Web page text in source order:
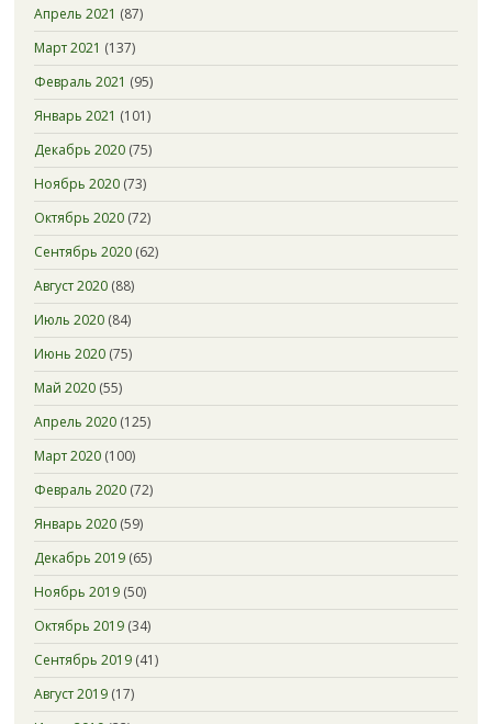
Апрель 2021 (87)
Март 2021 (137)
Февраль 2021 (95)
Январь 2021 (101)
Декабрь 2020(75)
Ноябрь 2020(73)
Октябрь 2020(72)
Сентябрь 2020(62)
Август 2020(88)
Июль 2020(84)
Июнь 2020(75)
Май 2020(55)
Апрель 2020(125)
Март 2020(100)
Февраль 2020(72)
Январь 2020(59)
Декабрь 2019(65)
Ноябрь 2019(50)
Октябрь 2019(34)
Сентябрь 2019(41)
Август 2019(17)